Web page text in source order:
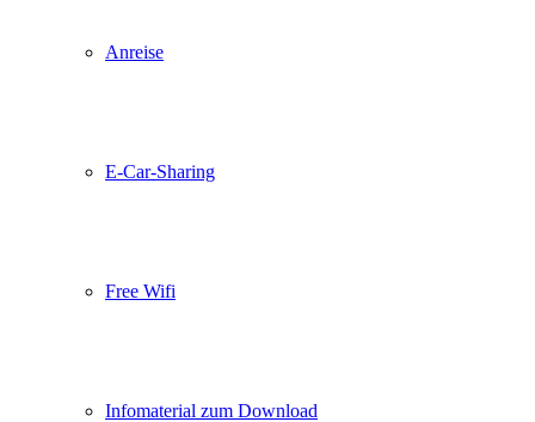
Anreise
E-Car-Sharing
Free Wifi
Infomaterial zum Download